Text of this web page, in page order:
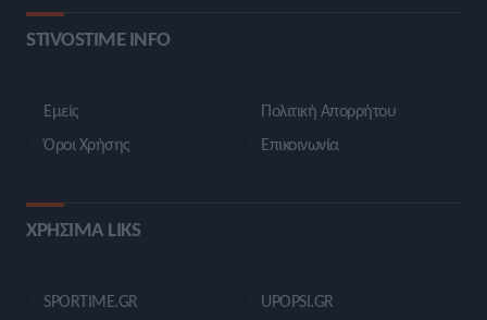
STIVOSTIME INFO
Εμείς
Όροι Χρήσης
Πολιτική Απορρήτου
Επικοινωνία
ΧΡΗΣΙΜΑ LIKS
SPORTIME.GR
UPOPSI.GR